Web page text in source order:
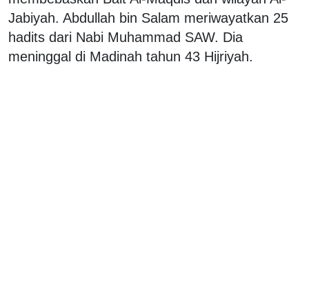
Jabiyah. Abdullah bin Salam meriwayatkan 25
hadits dari Nabi Muhammad SAW. Dia
meninggal di Madinah tahun 43 Hijriyah.